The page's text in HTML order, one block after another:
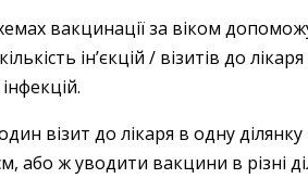
вакцинації за віком
ін’єкцій / візитів до лікаря
візит до лікаря в одну
ж уводити вакцини в різні